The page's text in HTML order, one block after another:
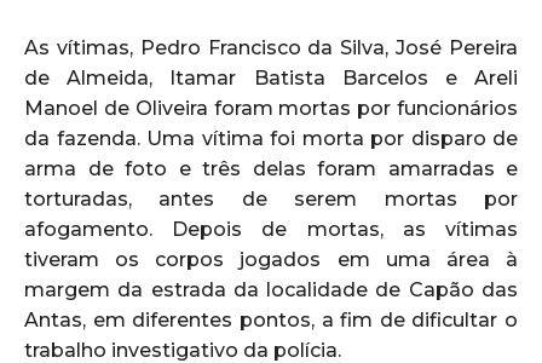
As vítimas, Pedro Francisco da Silva, José Pereira
de Almeida, Itamar Batista Barcelos e Areli
Manoel de Oliveira foram mortas por funcionários
da fazenda. Uma vítima foi morta por disparo de
arma de foto e três delas foram amarradas e
torturadas, antes de serem mortas por
afogamento. Depois de mortas, as vítimas
tiveram os corpos jogados em uma área à
margem da estrada da localidade de Capão das
Antas, em diferentes pontos, a fim de dificultar o
trabalho investigativo da polícia.